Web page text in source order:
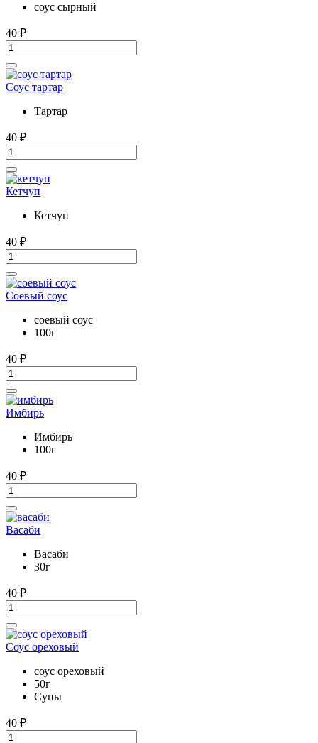
соус сырный
40 ₽
Соус тартар
Тартар
40 ₽
Кетчуп
Кетчуп
40 ₽
Соевый соус
соевый соус
100г
40 ₽
Имбирь
Имбирь
100г
40 ₽
Васаби
Васаби
30г
40 ₽
Соус ореховый
соус ореховый
50г
Супы
40 ₽